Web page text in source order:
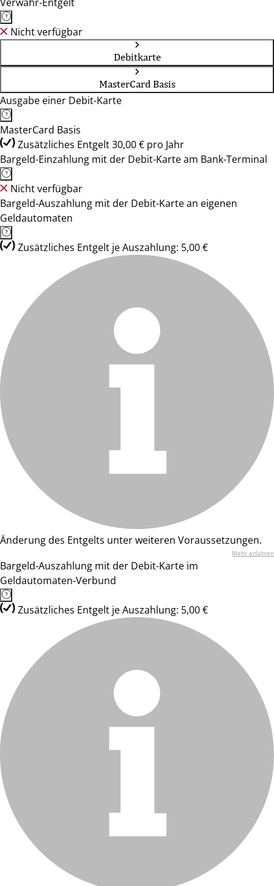
Nicht verfügbar
Debitkarte
MasterCard Basis
Ausgabe einer Debit-Karte
MasterCard Basis
Zusätzliches Entgelt 30,00 € pro Jahr
Bargeld-Einzahlung mit der Debit-Karte am Bank-Terminal
Nicht verfügbar
Bargeld-Auszahlung mit der Debit-Karte an eigenen
Geldautomaten
Zusätzliches Entgelt je Auszahlung: 5,00 €
Änderung des Entgelts unter weiteren Voraussetzungen.
Mehr erfahren
Bargeld-Auszahlung mit der Debit-Karte im
Geldautomaten-Verbund
Zusätzliches Entgelt je Auszahlung: 5,00 €